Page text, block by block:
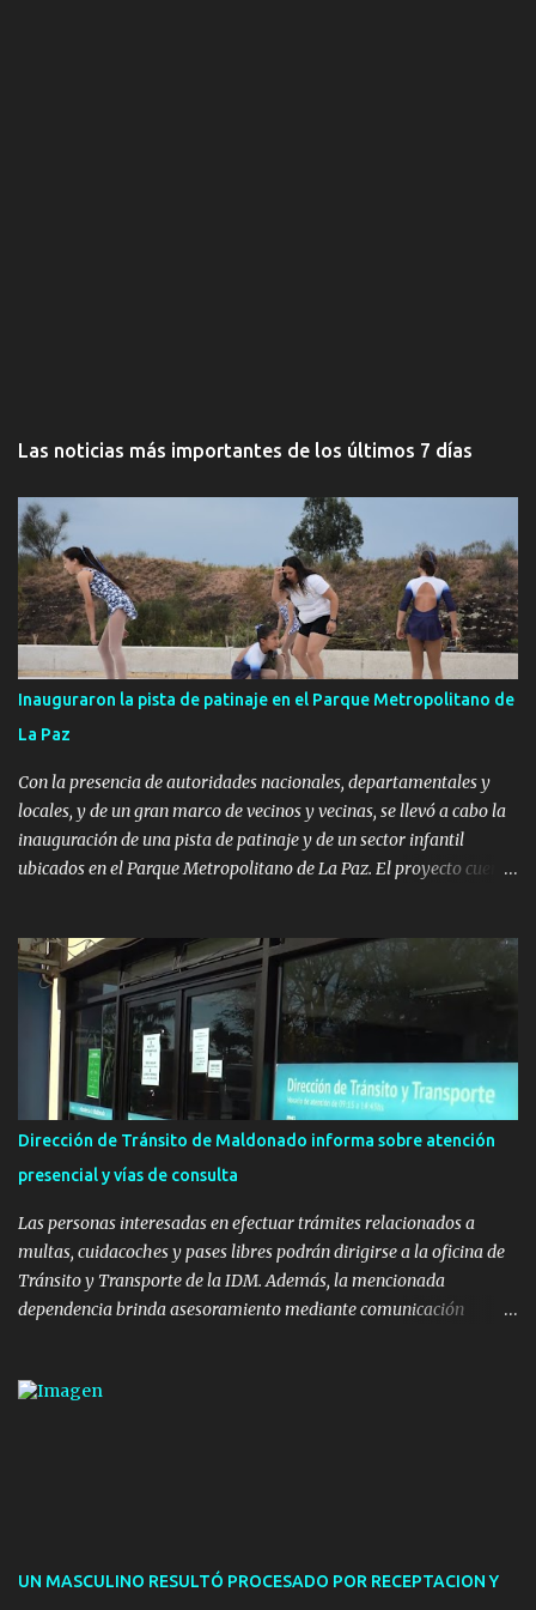
Las noticias más importantes de los últimos 7 días
Inauguraron la pista de patinaje en el Parque Metropolitano de
La Paz
Con la presencia de autoridades nacionales, departamentales y
locales, y de un gran marco de vecinos y vecinas, se llevó a cabo la
inauguración de una pista de patinaje y de un sector infantil
ubicados en el Parque Metropolitano de La Paz. El proyecto cuenta
Pública de OPP, así como aportes del Gobierno de Canelones y del
Ministerio de Transporte y Obras Públicas. La nueva
infraestructura deportiva consiste en una plataforma de 35 m por
20 m con banco de hormigón sobre sus laterales. Su destino será
polifuncional, permitiendo la práctica de patín, hockey, gimnasia y
la realización de eventos culturales. Próximo a la pista, se
instalaron juegos infantiles y equipamiento urbano (bancos de
nuevos pavimentos e iluminación. La totalidad de estas obras
implicaron una inversión estimada ...
Dirección de Tránsito de Maldonado informa sobre atención
presencial y vías de consulta
Las personas interesadas en efectuar trámites relacionados a
multas, cuidacoches y pases libres podrán dirigirse a la oficina de
Tránsito y Transporte de la IDM. Además, la mencionada
dependencia brinda asesoramiento mediante comunicación
presencial comprende los siguientes trámites: Multas: devolución
1921(interno 1456). Cuidacoches: consultas a
UN MASCULINO RESULTÓ PROCESADO POR RECEPTACION Y